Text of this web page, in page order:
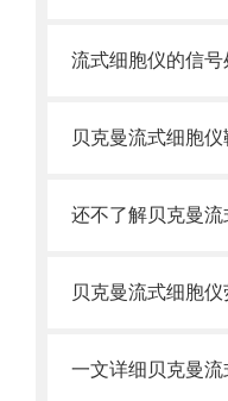
贝克曼流式细胞